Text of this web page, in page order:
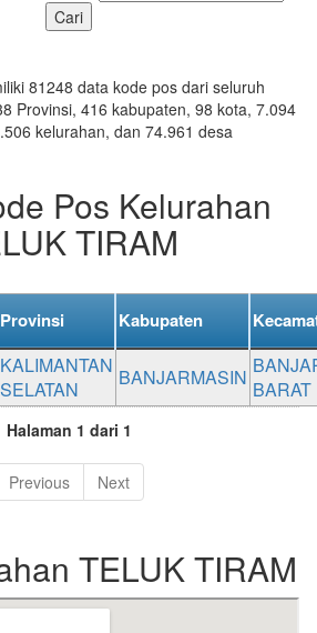
81248 data kode pos dari seluruh
Provinsi, 416 kabupaten, 98 kota, 7.094
kelurahan, dan 74.961 desa
Pos Kelurahan
TIRAM
Provinsi Kabupaten
KALIMANTAN
SELATAN
BANJARMASIN BARAT
Halaman 1 dari 1
Previous Next
TELUK TIRAM